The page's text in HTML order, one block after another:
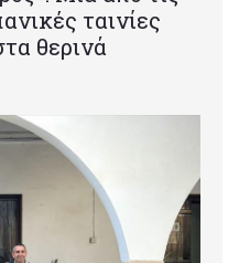
ταινίες
θερινά